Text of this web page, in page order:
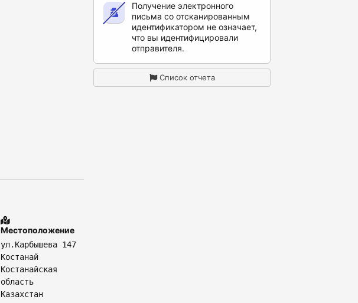
Местоположение
ул.Карбышева 147
Костанай
Костанайская
область
Казахстан
Получение электронного
письма со отсканированным
идентификатором не означает,
что вы идентифицировали
отправителя.
Список отчета